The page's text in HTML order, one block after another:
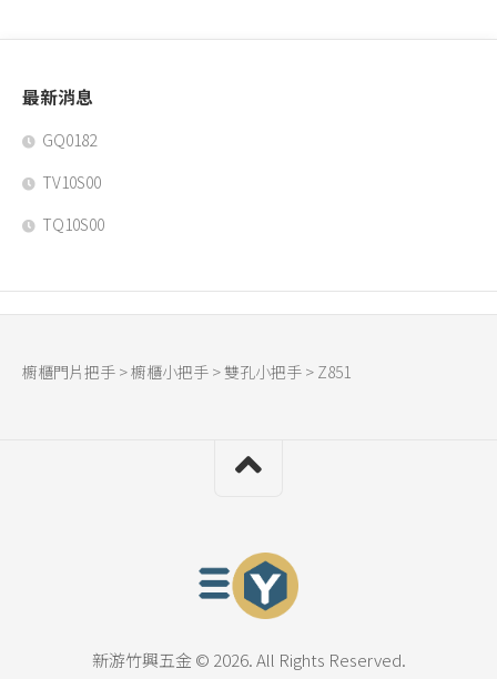
最新消息
GQ0182
TV10S00
TQ10S00
櫥櫃門片把手 >櫥櫃小把手 >雙孔小把手 > Z851
新游竹興五金 © 2026. All Rights Reserved.